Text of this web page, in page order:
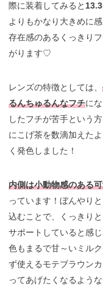
際に装着してみると
よりもかなり大きめに感
存在感のあるくっきり
がります♡
レンズの特徴としては、
るんちゅるんなフチに
したフチが苦手という
にこげ茶を数滴加えた
く発色しました！
内側は小動物感のある
っています！ぼんやり
込むことで、くっきり
サポートしていると感じ
色もまるで甘～いミル
ず使えるモテブラウン
ってあげたくなるよう